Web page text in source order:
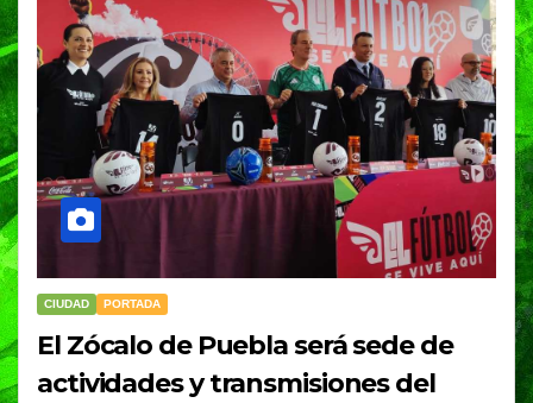
CIUDAD PORTADA
El Zócalo de Puebla será sede de
actividades y transmisiones del